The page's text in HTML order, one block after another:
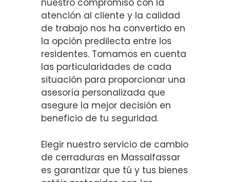
nuestro compromiso con la
atención al cliente y la calidad
de trabajo nos ha convertido en
la opción predilecta entre los
residentes. Tomamos en cuenta
las particularidades de cada
situación para proporcionar una
asesoría personalizada que
asegure la mejor decisión en
beneficio de tu seguridad.
Elegir nuestro servicio de cambio
de cerraduras en Massalfassar
es garantizar que tú y tus bienes